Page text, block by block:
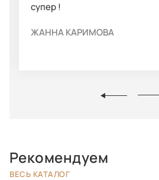
супер !
ЖАННА КАРИМОВА
Рекомендуем
ВЕСЬ КАТАЛОГ